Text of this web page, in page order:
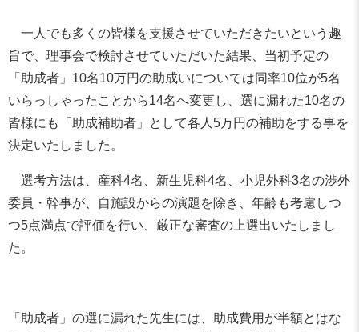
一人でも多くの皆様を支援させていただきたいという趣
旨で、理事会で検討させていただいた結果、当初予定の
「助成者」10名10万円の助成いについては同率10位が5名
いらっしゃったことから14名へ変更し、選に漏れた10名の
皆様にも「助成補助者」として各人5万円の補助をする事を
決定いたしました。
選考方法は、産科4名、新生児科4名、小児外科3名の渉外
委員・幹事が、自施設からの演題を除き、年齢も考慮しつ
つ5点満点で評価を行い、厳正な審査の上選出いたしまし
た。
「助成者」の選に漏れた先生には、助成費用が半額とはな